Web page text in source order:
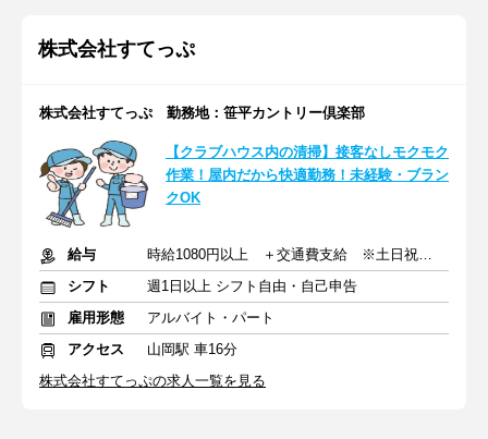
株式会社すてっぷ
株式会社すてっぷ 勤務地：笹平カントリー倶楽部
【クラブハウス内の清掃】接客なしモクモク
作業！屋内だから快適勤務！未経験・ブラン
クOK
給与
時給1080円以上 ＋交通費支給 ※土日祝時給50円up
シフト
週1日以上 シフト自由・自己申告
雇用形態
アルバイト・パート
アクセス
山岡駅 車16分
株式会社すてっぷの求人一覧を見る